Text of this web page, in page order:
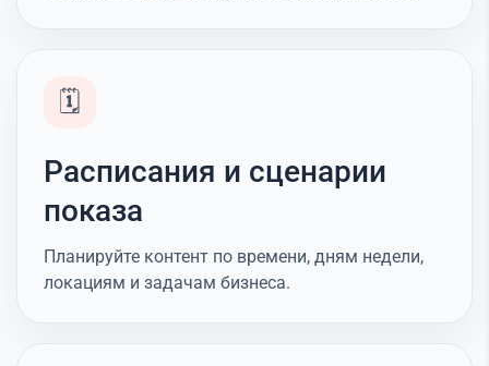
🗓️
Расписания и сценарии
показа
Планируйте контент по времени, дням недели,
локациям и задачам бизнеса.